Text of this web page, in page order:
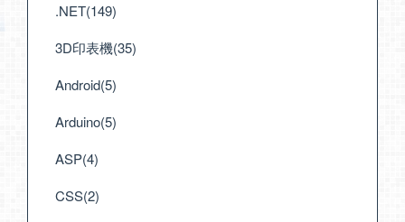
.NET(149)
3D印表機(35)
Android(5)
Arduino(5)
ASP(4)
CSS(2)